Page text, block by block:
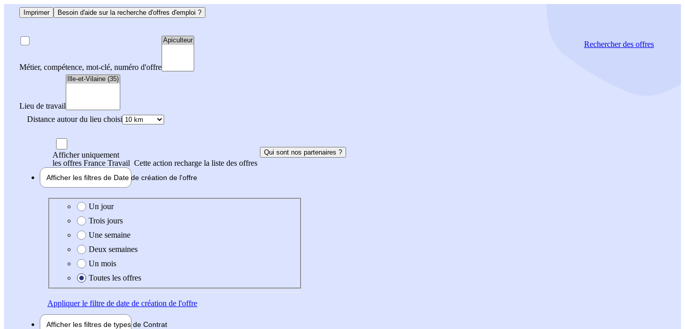
Imprimer Besoin d'aide sur la recherche d'offres d'emploi ?
Métier, compétence, mot-clé, numéro d'offre
Lieu de travail
Distance autour du lieu choisi
Rechercherdes offres
Afficher uniquement
les offres France Travail Cette action recharge la liste des offres
Qui sont nos partenaires ?
Afficher les filtres de Date de création de l'offre
Date de création de l'offre
Un jour
Trois jours
Une semaine
Deux semaines
Un mois
Toutes les offres
Appliquerle filtre de date de création de l'offre
Afficher les filtres de types de Contrat